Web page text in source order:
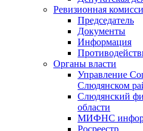
Ревизионная
Председатель
Документы
Информация
Органы власти
Управление
Слюдянском
Слюдянский
области
МИФНС